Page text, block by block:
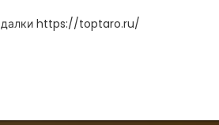
https://toptaro.ru/